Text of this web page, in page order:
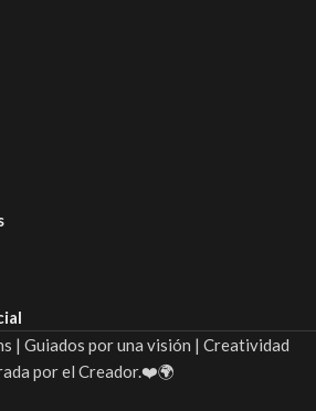
| Guiados por una visión | Creatividad
por el Creador.❤️🌍